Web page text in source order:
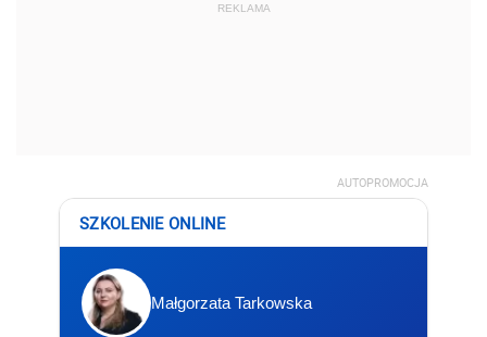
REKLAMA
AUTOPROMOCJA
SZKOLENIE ONLINE
Małgorzata Tarkowska